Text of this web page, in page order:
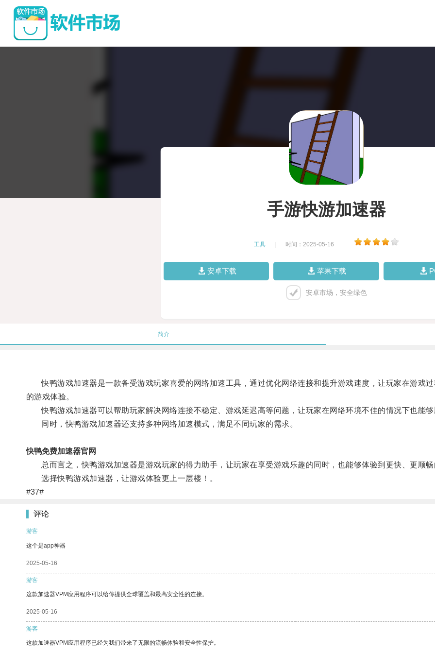
手游快游加速器
工具 时间：2025-05-16
安卓下载 苹果下载
安卓市场，安全绿色
简介
快鸭游戏加速器是一款备受游戏玩家喜爱的网络加速工具，通过优化网络连接和提升游戏速度，让玩家在游戏
的游戏体验。
快鸭游戏加速器可以帮助玩家解决网络连接不稳定、游戏延迟高等问题，让玩家在网络环境不佳的情况下也能
同时，快鸭游戏加速器还支持多种网络加速模式，满足不同玩家的需求。
快鸭免费加速器官网
总而言之，快鸭游戏加速器是游戏玩家的得力助手，让玩家在享受游戏乐趣的同时，也能够体验到更快、更顺
选择快鸭游戏加速器，让游戏体验更上一层楼！。
#37#
评论
游客
这个是app神器
2025-05-16
游客
这款加速器VPM应用程序可以给你提供全球覆盖和最高安全性的连接。
2025-05-16
游客
这款加速器VPM应用程序已经为我们带来了无限的流畅体验和安全性保护。